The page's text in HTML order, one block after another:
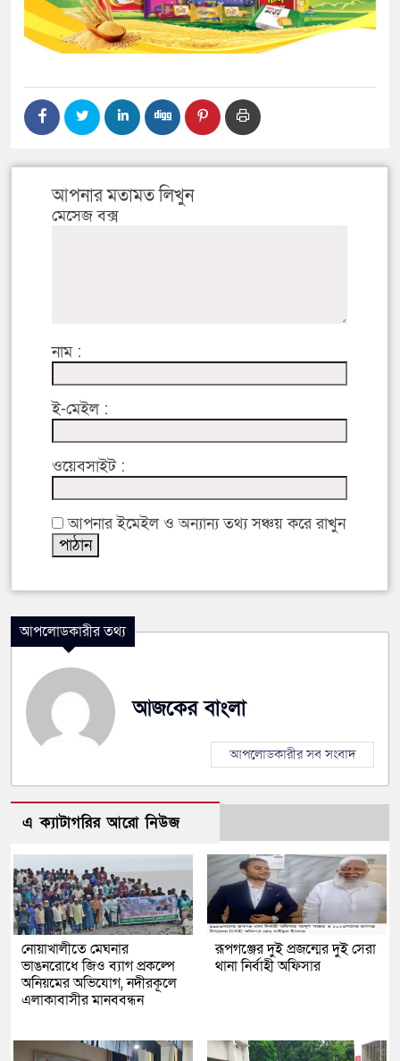
আপনার মতামত লিখুন
মেসেজ বক্স
নাম :
ই-মেইল :
ওয়েবসাইট :
আপনার ইমেইল ও অন্যান্য তথ্য সঞ্চয় করে রাখুন
আপলোডকারীর তথ্য
আজকের বাংলা
আপলোডকারীর সব সংবাদ
এ ক্যাটাগরির আরো নিউজ
নোয়াখালীতে মেঘনার
ভাঙনরোধে জিও ব্যাগ প্রকল্পে
অনিয়মের অভিযোগ, নদীরকূলে
এলাকাবাসীর মানববন্ধন
রূপগঞ্জের দুই প্রজন্মের দুই সেরা
থানা নির্বাহী অফিসার